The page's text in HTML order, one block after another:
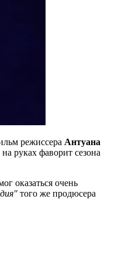
режиссера Антуана
руках фаворит сезона
оказаться очень
того же продюсера